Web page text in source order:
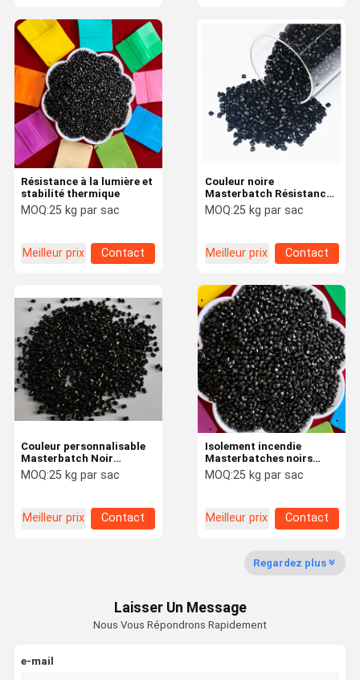
À La Maison Produits Vidéos
À Propos De
Nous
Visite De
Contrôle De
Demandez
Masterbatch antistatique
Couleur noire
Masterbatch Résistance
aux flammes
MOQ:25 kg par sac
Meilleur prix Contact
Résistance à la lumière et
stabilité thermique
MOQ:25 kg par sac
Meilleur prix Contact
Isolement incendie
Masterbatches noirs
soufflage moulure
Résistance à la chaleur
MOQ:25 kg par sac
Meilleur prix Contact
Couleur personnalisable
Masterbatch Noir
Masterbatch Protection
UV biodégradable
MOQ:25 kg par sac
Meilleur prix Contact
Regardez plus
Laisser Un Message
Nous Vous Répondrons Rapidement
e-mail